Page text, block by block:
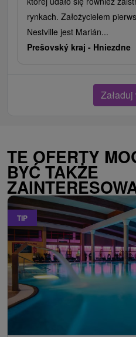
rynkach. Założycielem
Nestville jest Marián...
Prešovský kraj - Hniezdne
TE OFERTY
BYĆ TAKŻE
TIP